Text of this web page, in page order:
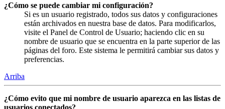
¿Cómo se puede cambiar mi configuración?
Si es un usuario registrado, todos sus datos y configuraciones
están archivados en nuestra base de datos. Para modificarlos,
visite el Panel de Control de Usuario; haciendo clic en su
nombre de usuario que se encuentra en la parte superior de las
páginas del foro. Este sistema le permitirá cambiar sus datos y
preferencias.
Arriba
¿Cómo evito que mi nombre de usuario aparezca en las listas de
usuarios conectados?